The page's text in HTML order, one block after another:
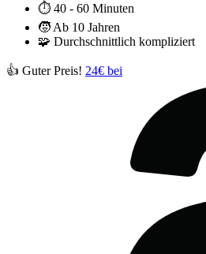
⏱️ 40 - 60 Minuten
🧒 Ab 10 Jahren
🧩 Durchschnittlich kompliziert
👍 Guter Preis! 24€ bei